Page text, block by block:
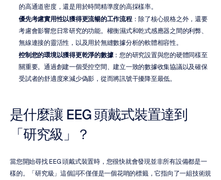
的高通道密度，還是用於時間精準度的高採樣率。
優先考慮實用性以獲得更流暢的工作流程：除了核心規格之外，還要
考慮會影響您日常研究的功能。權衡濕式和乾式感應器之間的利弊、
無線連接的靈活性，以及用於無縫數據分析的軟體相容性。
控制您的環境以獲得更乾淨的數據：您的研究設置與您的硬體同樣至
關重要。通過創建一個受控空間、建立一致的數據收集協議以及確保
受試者的舒適度來減少偽影，從而將訊號干擾降至最低。
是什麼讓 EEG 頭戴式裝置達到
「研究級」？
當您開始尋找 EEG 頭戴式裝置時，您很快就會發現並非所有設備都是一
樣的。「研究級」這個詞不僅僅是一個花哨的標籤，它指向了一組技術規